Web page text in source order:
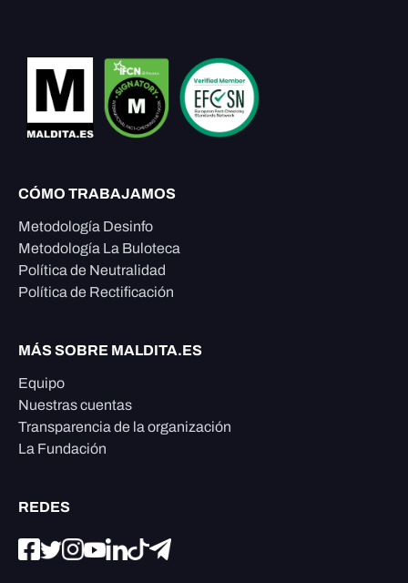
CÓMO TRABAJAMOS
Metodología Desinfo
Metodología La Buloteca
Política de Neutralidad
Política de Rectificación
MÁS SOBRE MALDITA.ES
Equipo
Nuestras cuentas
Transparencia de la organización
La Fundación
REDES